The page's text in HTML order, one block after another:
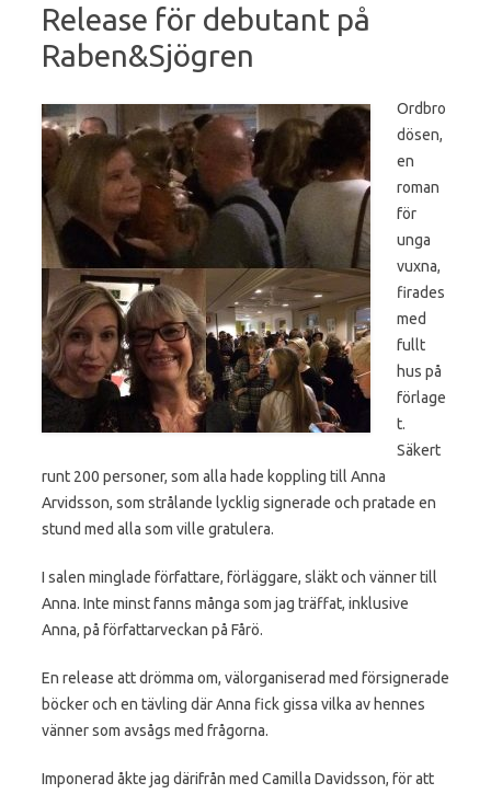
Release för debutant på
Raben&Sjögren
Ordbro
dösen,
en
roman
för
unga
vuxna,
firades
med
fullt
hus på
förlage
t.
Säkert
runt 200 personer, som alla hade koppling till Anna
Arvidsson, som strålande lycklig signerade och pratade en
stund med alla som ville gratulera.
I salen minglade författare, förläggare, släkt och vänner till
Anna. Inte minst fanns många som jag träffat, inklusive
Anna, på författarveckan på Fårö.
En release att drömma om, välorganiserad med försignerade
böcker och en tävling där Anna fick gissa vilka av hennes
vänner som avsågs med frågorna.
Imponerad åkte jag därifrån med Camilla Davidsson, för att